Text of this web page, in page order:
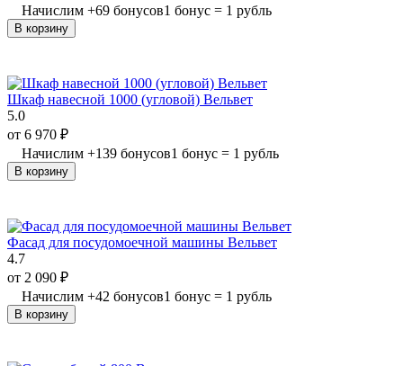
Начислим +69 бонусов1 бонус = 1 рубль
В корзину
Шкаф навесной 1000 (угловой) Вельвет
5.0
от 6 970 ₽
Начислим +139 бонусов1 бонус = 1 рубль
В корзину
Фасад для посудомоечной машины Вельвет
4.7
от 2 090 ₽
Начислим +42 бонусов1 бонус = 1 рубль
В корзину